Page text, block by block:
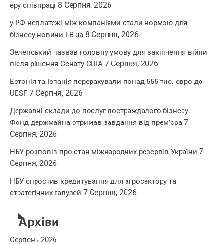
еру співпраці 8 Серпня, 2026
у РФ неплатежі між компаніями стали нормою для
бізнесу новини LB.ua 8 Серпня, 2026
Зеленський назвав головну умову для закінчення війни
після рішення Сенату США 7 Серпня, 2026
Естонія та Іспанія перерахували понад 555 тис. євро до
UESF 7 Серпня, 2026
Державні склади до послуг постраждалого бізнесу.
Фонд держмайна отримав завдання від прем’єра 7
Серпня, 2026
НБУ розповів про стан міжнародних резервів України 7
Серпня, 2026
НБУ спростив кредитування для агросектору та
стратегічних галузей 7 Серпня, 2026
Архіви
Серпень 2026